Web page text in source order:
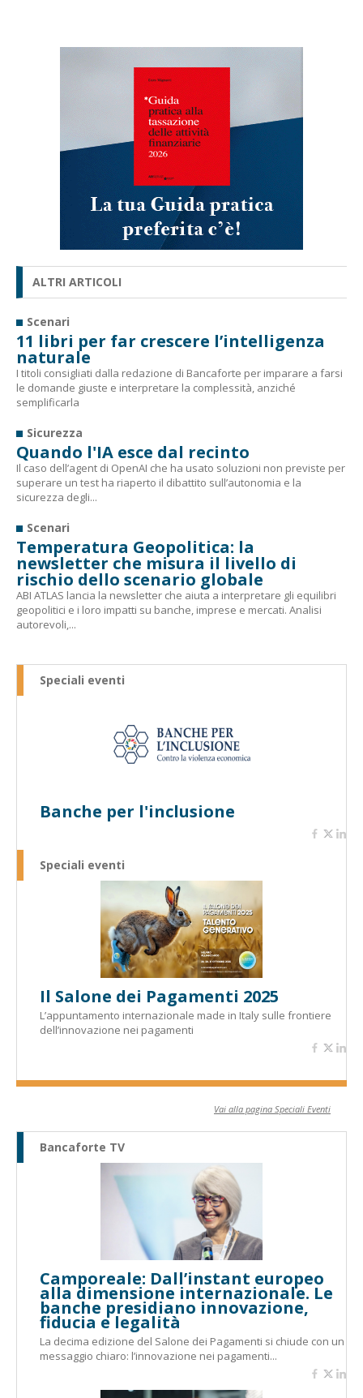
ALTRI ARTICOLI
Scenari
11 libri per far crescere l’intelligenza
naturale
I titoli consigliati dalla redazione di Bancaforte per imparare a farsi
le domande giuste e interpretare la complessità, anziché
semplificarla
Sicurezza
Quando l'IA esce dal recinto
Il caso dell’agent di OpenAI che ha usato soluzioni non previste per
superare un test ha riaperto il dibattito sull’autonomia e la
sicurezza degli...
Scenari
Temperatura Geopolitica: la
newsletter che misura il livello di
rischio dello scenario globale
ABI ATLAS lancia la newsletter che aiuta a interpretare gli equilibri
geopolitici e i loro impatti su banche, imprese e mercati. Analisi
autorevoli,...
Speciali eventi
Banche per l'inclusione
Speciali eventi
Il Salone dei Pagamenti 2025
L’appuntamento internazionale made in Italy sulle frontiere
dell’innovazione nei pagamenti
Vai alla pagina Speciali Eventi
Bancaforte TV
Camporeale: Dall’instant europeo
alla dimensione internazionale. Le
banche presidiano innovazione,
fiducia e legalità
La decima edizione del Salone dei Pagamenti si chiude con un
messaggio chiaro: l’innovazione nei pagamenti...